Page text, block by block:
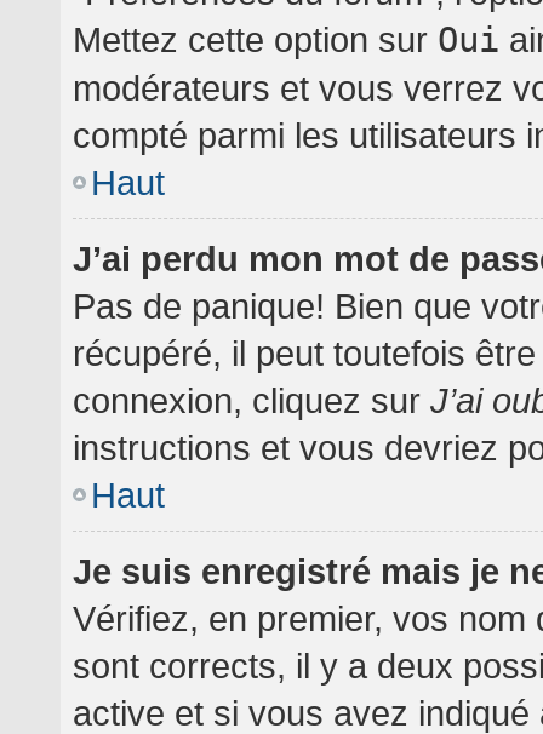
Mettez cette option sur Oui
modérateurs et vous verrez
compté parmi les utilisateurs
Haut
J’ai perdu mon mot de
Pas de panique! Bien que
récupéré, il peut toutefois
connexion, cliquez sur J’ai
instructions et vous devriez
Haut
Je suis enregistré mais je
Vérifiez, en premier, vos nom
sont corrects, il y a deux
active et si vous avez